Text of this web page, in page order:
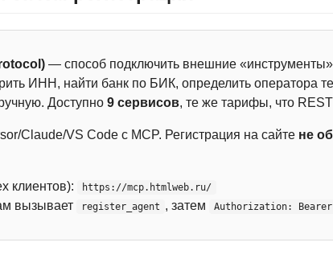
— способ подключить внешние «инструменты»
ИНН, найти банк по БИК, определить оператора
Доступно 9 сервисов, те же тарифы, что
Claude/VS Code с MCP. Регистрация на сайте не
клиентов): https://mcp.htmlweb.ru/
вызывает register_agent , затем Authorization: